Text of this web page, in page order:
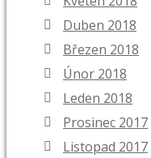
Duben 2018
Březen 2018
Únor 2018
Leden 2018
Prosinec 2017
Listopad 2017